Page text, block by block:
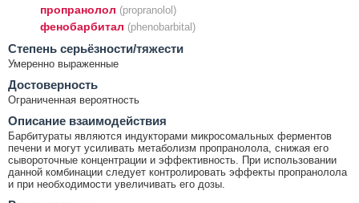
пропранолол (propranolol)
фенобарбитал (phenobarbital)
Cтепень серьёзности/тяжести
Умеренно выраженные
Достоверность
Ограниченная вероятность
Описание взаимодействия
Барбитураты являются индукторами микросомальных ферментов
печени и могут усиливать метаболизм пропранолола, снижая его
сывороточные концентрации и эффективность. При использовании
данной комбинации следует контролировать эффекты пропранолола
и при необходимости увеличивать его дозы.